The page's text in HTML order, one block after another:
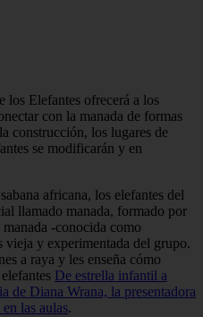
los Elefantes ofrecerá a los
con la manada de formas
construcción, los lugares de
se modificarán y en
africana, los elefantes del
llamado manada, formado por
-conocida como
vieja y experimentada del grupo.
a raya y les enseña cómo
De estrella infantil a
de Diana Wrana, la presentadora
las aulas.